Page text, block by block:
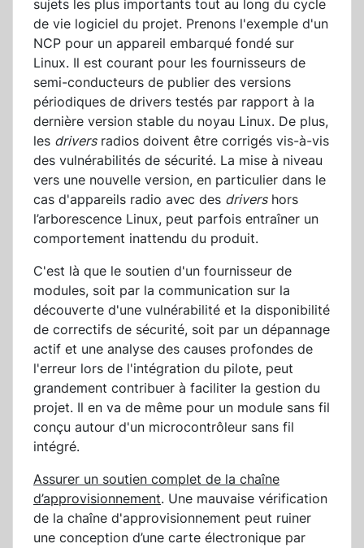
sujets les plus importants tout au long du cycle
de vie logiciel du projet. Prenons l'exemple d'un
NCP pour un appareil embarqué fondé sur
Linux. Il est courant pour les fournisseurs de
semi-conducteurs de publier des versions
périodiques de drivers testés par rapport à la
dernière version stable du noyau Linux. De plus,
les driversradios doivent être corrigés vis-à-vis
des vulnérabilités de sécurité. La mise à niveau
vers une nouvelle version, en particulier dans le
cas d'appareils radio avec des drivershors
l’arborescence Linux, peut parfois entraîner un
comportement inattendu du produit.
C'est là que le soutien d'un fournisseur de
modules, soit par la communication sur la
découverte d'une vulnérabilité et la disponibilité
de correctifs de sécurité, soit par un dépannage
actif et une analyse des causes profondes de
l'erreur lors de l'intégration du pilote, peut
grandement contribuer à faciliter la gestion du
projet. Il en va de même pour un module sans fil
conçu autour d'un microcontrôleur sans fil
intégré.
Assurer un soutien complet de la chaîne
d’approvisionnement. Une mauvaise vérification
de la chaîne d'approvisionnement peut ruiner
une conception d’une carte électronique par